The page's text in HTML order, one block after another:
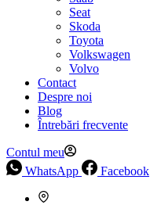
Seat
Skoda
Toyota
Volkswagen
Volvo
Contact
Despre noi
Blog
Întrebări frecvente
Contul meu
WhatsApp
Facebook